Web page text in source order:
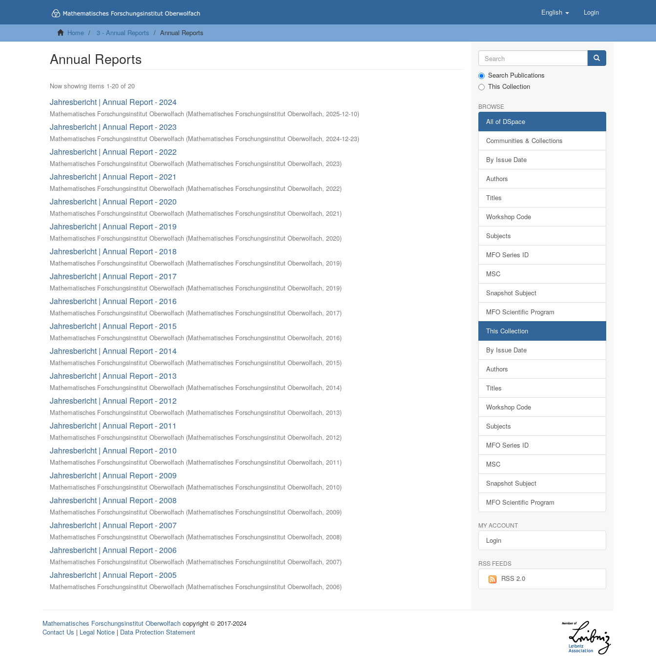
English Login
Home 3 - Annual Reports Annual Reports
Annual Reports
Now showing items 1-20 of 20
Jahresbericht | Annual Report - 2024
Mathematisches Forschungsinstitut Oberwolfach (Mathematisches Forschungsinstitut Oberwolfach, 2025-12-10)
Jahresbericht | Annual Report - 2023
Mathematisches Forschungsinstitut Oberwolfach (Mathematisches Forschungsinstitut Oberwolfach, 2024-12-23)
Jahresbericht | Annual Report - 2022
Mathematisches Forschungsinstitut Oberwolfach (Mathematisches Forschungsinstitut Oberwolfach, 2023)
Jahresbericht | Annual Report - 2021
Mathematisches Forschungsinstitut Oberwolfach (Mathematisches Forschungsinstitut Oberwolfach, 2022)
Jahresbericht | Annual Report - 2020
Mathematisches Forschungsinstitut Oberwolfach (Mathematisches Forschungsinstitut Oberwolfach, 2021)
Jahresbericht | Annual Report - 2019
Mathematisches Forschungsinstitut Oberwolfach (Mathematisches Forschungsinstitut Oberwolfach, 2020)
Jahresbericht | Annual Report - 2018
Mathematisches Forschungsinstitut Oberwolfach (Mathematisches Forschungsinstitut Oberwolfach, 2019)
Jahresbericht | Annual Report - 2017
Mathematisches Forschungsinstitut Oberwolfach (Mathematisches Forschungsinstitut Oberwolfach, 2019)
Jahresbericht | Annual Report - 2016
Mathematisches Forschungsinstitut Oberwolfach (Mathematisches Forschungsinstitut Oberwolfach, 2017)
Jahresbericht | Annual Report - 2015
Mathematisches Forschungsinstitut Oberwolfach (Mathematisches Forschungsinstitut Oberwolfach, 2016)
Jahresbericht | Annual Report - 2014
Mathematisches Forschungsinstitut Oberwolfach (Mathematisches Forschungsinstitut Oberwolfach, 2015)
Jahresbericht | Annual Report - 2013
Mathematisches Forschungsinstitut Oberwolfach (Mathematisches Forschungsinstitut Oberwolfach, 2014)
Jahresbericht | Annual Report - 2012
Mathematisches Forschungsinstitut Oberwolfach (Mathematisches Forschungsinstitut Oberwolfach, 2013)
Jahresbericht | Annual Report - 2011
Mathematisches Forschungsinstitut Oberwolfach (Mathematisches Forschungsinstitut Oberwolfach, 2012)
Jahresbericht | Annual Report - 2010
Mathematisches Forschungsinstitut Oberwolfach (Mathematisches Forschungsinstitut Oberwolfach, 2011)
Jahresbericht | Annual Report - 2009
Mathematisches Forschungsinstitut Oberwolfach (Mathematisches Forschungsinstitut Oberwolfach, 2010)
Jahresbericht | Annual Report - 2008
Mathematisches Forschungsinstitut Oberwolfach (Mathematisches Forschungsinstitut Oberwolfach, 2009)
Jahresbericht | Annual Report - 2007
Mathematisches Forschungsinstitut Oberwolfach (Mathematisches Forschungsinstitut Oberwolfach, 2008)
Jahresbericht | Annual Report - 2006
Mathematisches Forschungsinstitut Oberwolfach (Mathematisches Forschungsinstitut Oberwolfach, 2007)
Jahresbericht | Annual Report - 2005
Mathematisches Forschungsinstitut Oberwolfach (Mathematisches Forschungsinstitut Oberwolfach, 2006)
Search Publications
This Collection
BROWSE
All of DSpace
Communities & Collections
By Issue Date
Authors
Titles
Workshop Code
Subjects
MFO Series ID
MSC
Snapshot Subject
MFO Scientific Program
This Collection
By Issue Date
Authors
Titles
Workshop Code
Subjects
MFO Series ID
MSC
Snapshot Subject
MFO Scientific Program
MY ACCOUNT
Login
RSS FEEDS
RSS 2.0
Mathematisches Forschungsinstitut Oberwolfach copyright © 2017-2024
Contact Us | Legal Notice | Data Protection Statement